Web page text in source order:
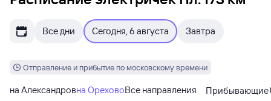
Все дни Сегодня, 6 августа Завтра
Отправление и прибытие по московскому времени
на Александровна ОреховоВсе направления Прибывающие